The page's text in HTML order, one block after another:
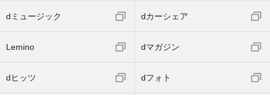
dミュージック dカーシェア
Lemino dマガジン
dヒッツ dフォト